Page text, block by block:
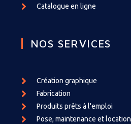
Catalogue en ligne
NOS SERVICES
Création graphique
Fabrication
Produits prêts à l'emploi
Pose, maintenance et location